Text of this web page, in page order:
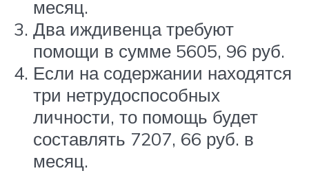
месяц.
Два иждивенца требуют
помощи в сумме 5605, 96 руб.
Если на содержании находятся
три нетрудоспособных
личности, то помощь будет
составлять 7207, 66 руб. в
месяц.